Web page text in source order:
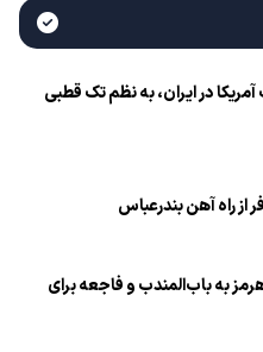
در ایران، به نظم تک قطبی
از راه آهن بندرعباس
به باب‌المندب و فاجعه برای